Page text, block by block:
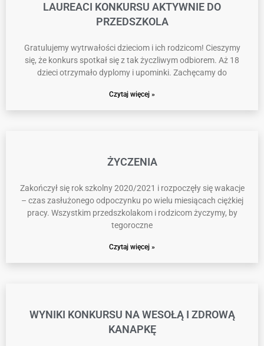
LAUREACI KONKURSU AKTYWNIE DO
PRZEDSZKOLA
Gratulujemy wytrwałości dzieciom i ich rodzicom! Cieszymy
się, że konkurs spotkał się z tak życzliwym odbiorem. Aż 18
dzieci otrzymało dyplomy i upominki. Zachęcamy do
Czytaj więcej »
ŻYCZENIA
Zakończył się rok szkolny 2020/2021 i rozpoczęły się wakacje
– czas zasłużonego odpoczynku po wielu miesiącach ciężkiej
pracy. Wszystkim przedszkolakom i rodzicom życzymy, by
tegoroczne
Czytaj więcej »
WYNIKI KONKURSU NA WESOŁĄ I ZDROWĄ
KANAPKĘ